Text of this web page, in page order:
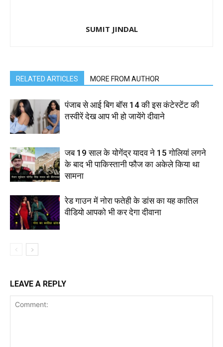
SUMIT JINDAL
RELATED ARTICLES MORE FROM AUTHOR
पंजाब से आई बिग बॉस 14 की इस कंटेस्टेंट की
तस्वीरें देख आप भी हो जायेंगे दीवाने
जब 19 साल के योगेंद्र यादव ने 15 गोलियां लगने
के बाद भी पाकिस्तानी फौज का अकेले किया था
सामना
रेड गाउन में नोरा फतेही के डांस का यह कातिल
वीडियो आपको भी कर देगा दीवाना
LEAVE A REPLY